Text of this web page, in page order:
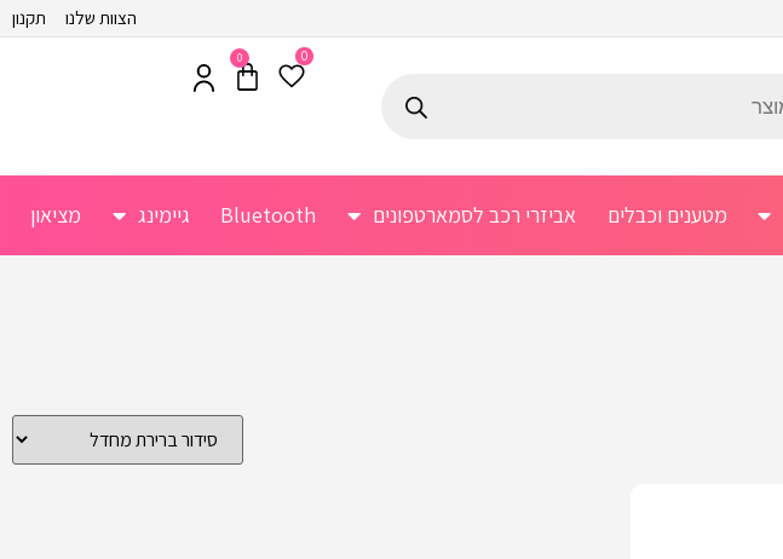
הצוות שלנו תקנון
0
0
מטענים וכבלים אביזרי רכב לסמארטפונים Bluetooth גיימינג מציאון